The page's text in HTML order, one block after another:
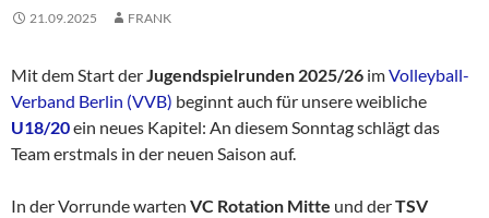
21.09.2025 FRANK
Mit dem Start derJugendspielrunden 2025/26 imVolleyball-
Verband Berlin (VVB) beginnt auch für unsere weibliche
U18/20ein neues Kapitel: An diesem Sonntag schlägt das
Team erstmals in der neuen Saison auf.
In der Vorrunde warten VC Rotation Mitte und derTSV